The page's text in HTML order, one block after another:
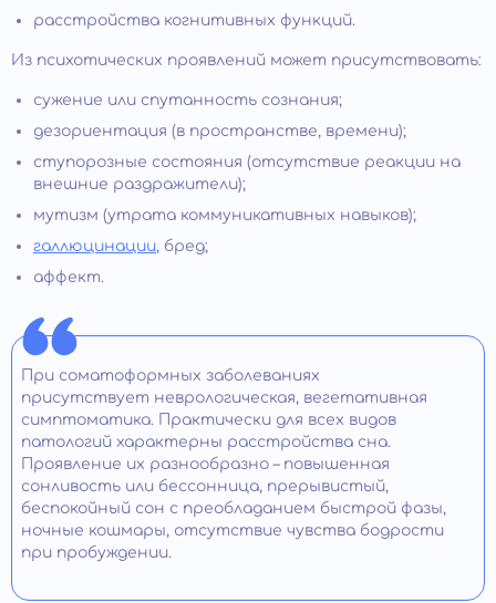
расстройства когнитивных функций.
Из психотических проявлений может присутствовать:
сужение или спутанность сознания;
дезориентация (в пространстве, времени);
ступорозные состояния (отсутствие реакции на
внешние раздражители);
мутизм (утрата коммуникативных навыков);
галлюцинации, бред;
аффект.
При соматоформных заболеваниях
присутствует неврологическая, вегетативная
симптоматика. Практически для всех видов
патологий характерны расстройства сна.
Проявление их разнообразно – повышенная
сонливость или бессонница, прерывистый,
беспокойный сон с преобладанием быстрой фазы,
ночные кошмары, отсутствие чувства бодрости
при пробуждении.